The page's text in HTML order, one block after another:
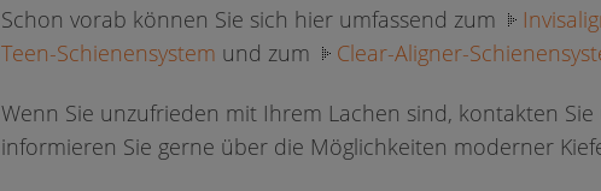
Schon vorab können Sie sich hier umfassend zum
Teen-Schienensystem und zum Clear-Aligner-
Wenn Sie unzufrieden mit Ihrem Lachen sind, kontakten
informieren Sie gerne über die Möglichkeiten moderner